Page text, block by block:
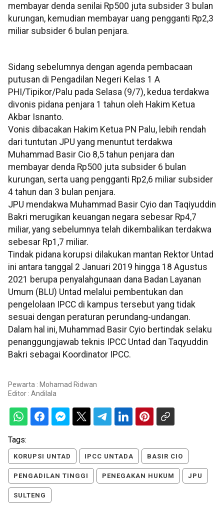
membayar denda senilai Rp500 juta subsider 3 bulan
kurungan, kemudian membayar uang pengganti Rp2,3
miliar subsider 6 bulan penjara.
Sidang sebelumnya dengan agenda pembacaan
putusan di Pengadilan Negeri Kelas 1 A
PHI/Tipikor/Palu pada Selasa (9/7), kedua terdakwa
divonis pidana penjara 1 tahun oleh Hakim Ketua
Akbar Isnanto.
Vonis dibacakan Hakim Ketua PN Palu, lebih rendah
dari tuntutan JPU yang menuntut terdakwa
Muhammad Basir Cio 8,5 tahun penjara dan
membayar denda Rp500 juta subsider 6 bulan
kurungan, serta uang pengganti Rp2,6 miliar subsider
4 tahun dan 3 bulan penjara.
JPU mendakwa Muhammad Basir Cyio dan Taqiyuddin
Bakri merugikan keuangan negara sebesar Rp4,7
miliar, yang sebelumnya telah dikembalikan terdakwa
sebesar Rp1,7 miliar.
Tindak pidana korupsi dilakukan mantan Rektor Untad
ini antara tanggal 2 Januari 2019 hingga 18 Agustus
2021 berupa penyalahgunaan dana Badan Layanan
Umum (BLU) Untad melalui pembentukan dan
pengelolaan IPCC di kampus tersebut yang tidak
sesuai dengan peraturan perundang-undangan.
Dalam hal ini, Muhammad Basir Cyio bertindak selaku
penanggungjawab teknis IPCC Untad dan Taqyuddin
Bakri sebagai Koordinator IPCC.
Pewarta : Mohamad Ridwan
Editor : Andilala
Tags:
KORUPSI UNTAD IPCC UNTADA BASIR CIO
PENGADILAN TINGGI PENEGAKAN HUKUM JPU
SULTENG